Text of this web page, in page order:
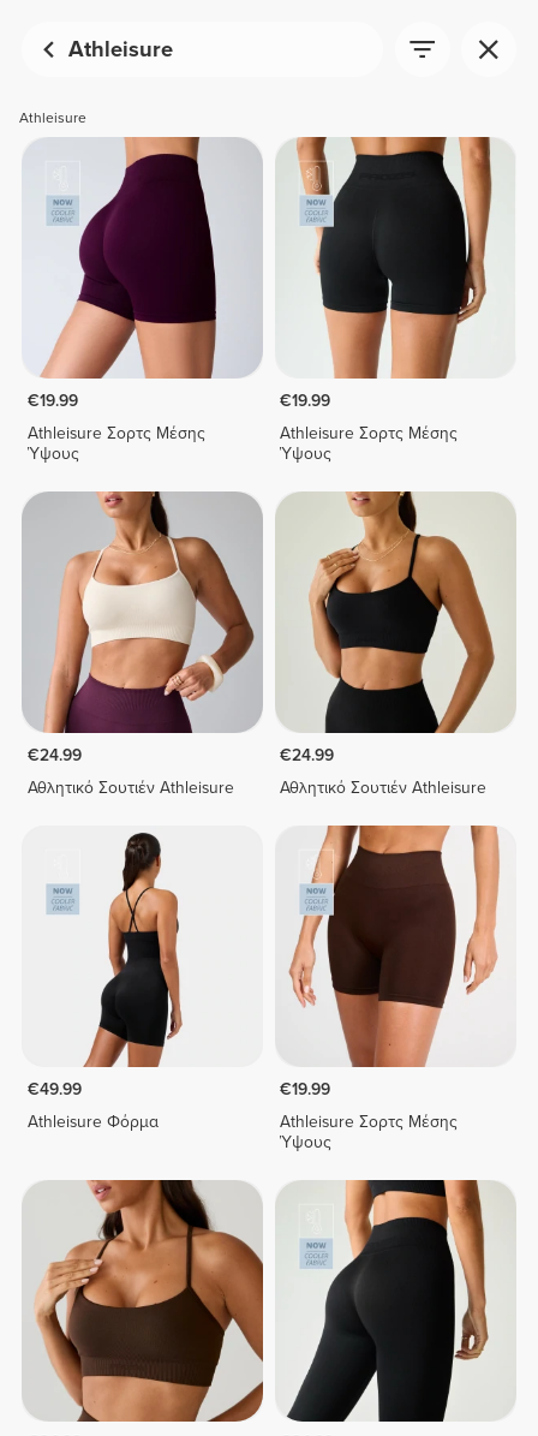
Athleisure
Athleisure
€19.99
Athleisure Σορτς Μέσης
Ύψους
€19.99
Athleisure Σορτς Μέσης
Ύψους
€24.99
Αθλητικό Σουτιέν Athleisure
€24.99
Αθλητικό Σουτιέν Athleisure
€49.99
Athleisure Φόρμα
€19.99
Athleisure Σορτς Μέσης
Ύψους